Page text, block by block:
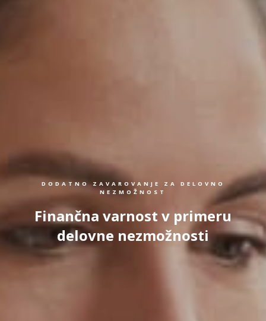
DODATNO ZAVAROVANJE ZA DELOVNO
NEZMOŽNOST
Finančna varnost v primeru
delovne nezmožnosti